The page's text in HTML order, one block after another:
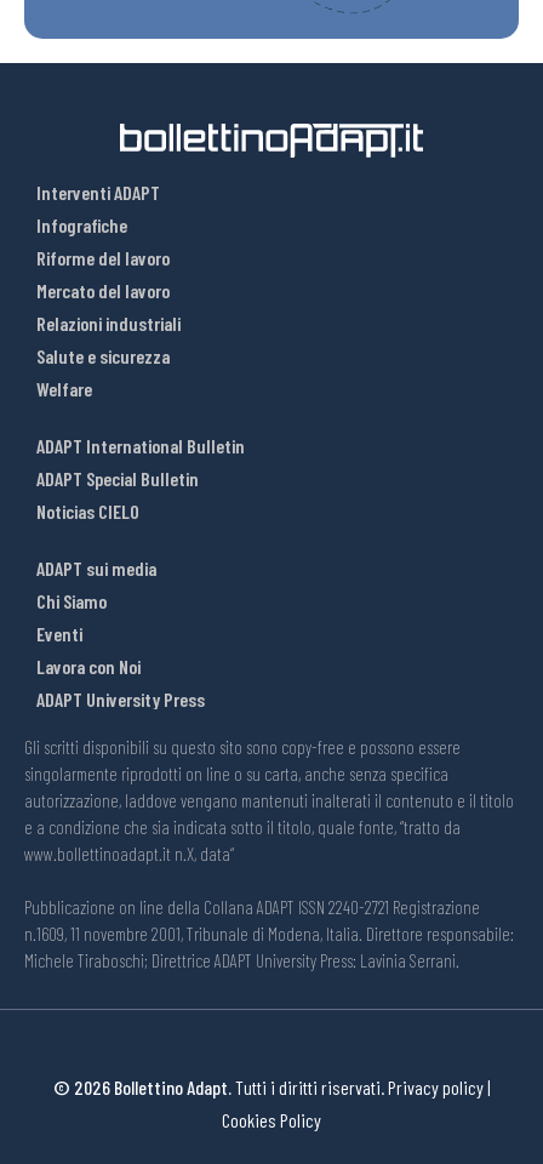
Interventi ADAPT
Infografiche
Riforme del lavoro
Mercato del lavoro
Relazioni industriali
Salute e sicurezza
Welfare
ADAPT International Bulletin
ADAPT Special Bulletin
Noticias CIELO
ADAPT sui media
Chi Siamo
Eventi
Lavora con Noi
ADAPT University Press
Gli scritti disponibili su questo sito sono copy-free e possono essere
singolarmente riprodotti on line o su carta, anche senza specifica
autorizzazione, laddove vengano mantenuti inalterati il contenuto e il titolo
e a condizione che sia indicata sotto il titolo, quale fonte, “tratto da
www.bollettinoadapt.it n.X, data“
Pubblicazione on line della Collana ADAPT ISSN 2240-2721 Registrazione
n.1609, 11 novembre 2001, Tribunale di Modena, Italia. Direttore responsabile:
Michele Tiraboschi; Direttrice ADAPT University Press: Lavinia Serrani.
© 2026 Bollettino Adapt.Tutti i diritti riservati.Privacy policy|
Cookies Policy